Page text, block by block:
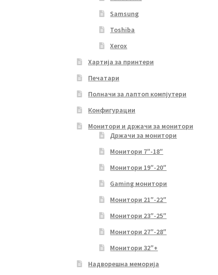
Samsung
Toshiba
Xerox
Хартија за принтери
Печатари
Полначи за лаптоп компјутери
Конфигурации
Монитори и држачи за монитори
Држачи за монитори
Монитори 7″-18″
Монитори 19″-20″
Gaming монитори
Монитори 21″-22″
Монитори 23″-25″
Монитори 27″-28″
Монитори 32″+
Надворешна меморија